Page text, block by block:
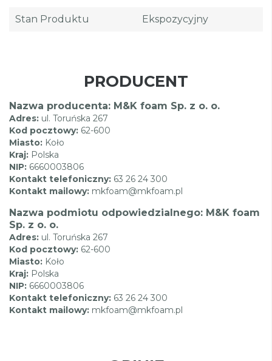
Stan Produktu Ekspozycyjny
PRODUCENT
Nazwa producenta: M&K foam Sp. z o. o.
Adres: ul. Toruńska 267
Kod pocztowy: 62-600
Miasto: Koło
Kraj: Polska
NIP: 6660003806
Kontakt telefoniczny: 63 26 24 300
Kontakt mailowy: mkfoam@mkfoam.pl
Nazwa podmiotu odpowiedzialnego: M&K foam
Sp. z o. o.
Adres: ul. Toruńska 267
Kod pocztowy: 62-600
Miasto: Koło
Kraj: Polska
NIP: 6660003806
Kontakt telefoniczny: 63 26 24 300
Kontakt mailowy: mkfoam@mkfoam.pl